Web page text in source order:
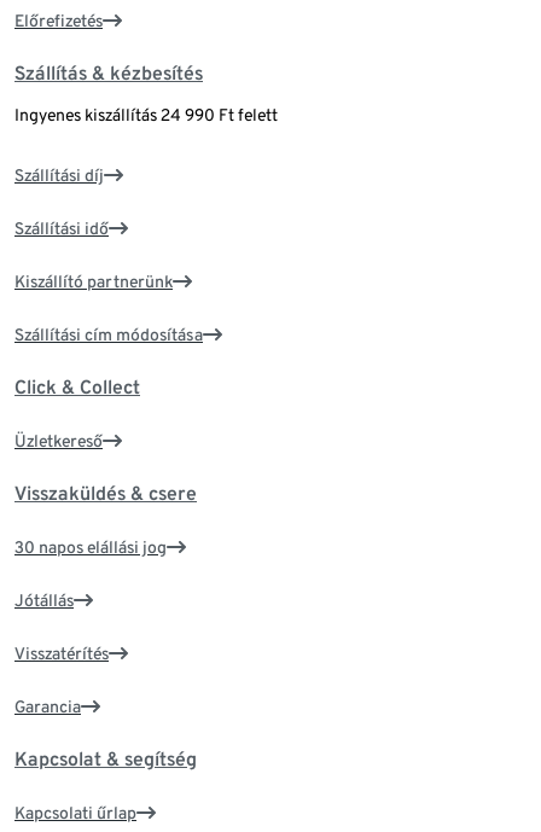
Előrefizetés
Szállítás & kézbesítés
Ingyenes kiszállítás 24 990 Ft felett
Szállítási díj
Szállítási idő
Kiszállító partnerünk
Szállítási cím módosítása
Click & Collect
Üzletkereső
Visszaküldés & csere
30 napos elállási jog
Jótállás
Visszatérítés
Garancia
Kapcsolat & segítség
Kapcsolati űrlap